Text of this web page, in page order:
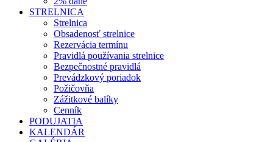
STRELNICA
Strelnica
Obsadenosť strelnice
Rezervácia termínu
Pravidlá používania strelnice
Bezpečnostné pravidlá
Prevádzkový poriadok
Požičovňa
Zážitkové balíky
Cenník
PODUJATIA
KALENDÁR